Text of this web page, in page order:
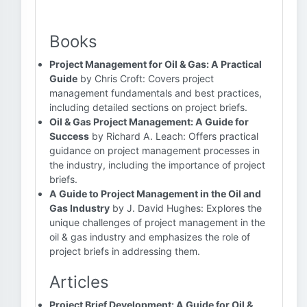
Books
Project Management for Oil & Gas: A Practical
Guide by Chris Croft: Covers project
management fundamentals and best practices,
including detailed sections on project briefs.
Oil & Gas Project Management: A Guide for
Success by Richard A. Leach: Offers practical
guidance on project management processes in
the industry, including the importance of project
briefs.
A Guide to Project Management in the Oil and
Gas Industry by J. David Hughes: Explores the
unique challenges of project management in the
oil & gas industry and emphasizes the role of
project briefs in addressing them.
Articles
Project Brief Development: A Guide for Oil &